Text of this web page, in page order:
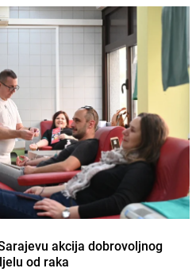
akcija dobrovoljnog
od raka